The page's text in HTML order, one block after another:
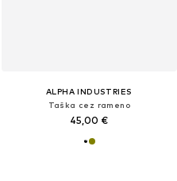
ALPHA INDUSTRIES
Taška cez rameno
45,00 €